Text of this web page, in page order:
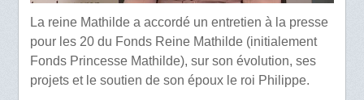
La reine Mathilde a accordé un entretien à la presse
pour les 20 du Fonds Reine Mathilde (initialement
Fonds Princesse Mathilde), sur son évolution, ses
projets et le soutien de son époux le roi Philippe.